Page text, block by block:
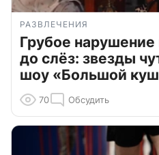
РАЗВЛЕЧЕНИЯ
Грубое нарушение
до слёз: звезды
шоу «Большой
70 Обсудить